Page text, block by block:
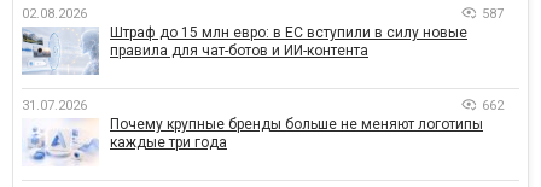
02.08.2026 587
Штраф до 15 млн евро: в ЕС вступили в силу новые
правила для чат-ботов и ИИ-контента
31.07.2026 662
Почему крупные бренды больше не меняют логотипы
каждые три года